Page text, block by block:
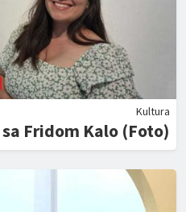
Kultura
Fridom Kalo (Foto)